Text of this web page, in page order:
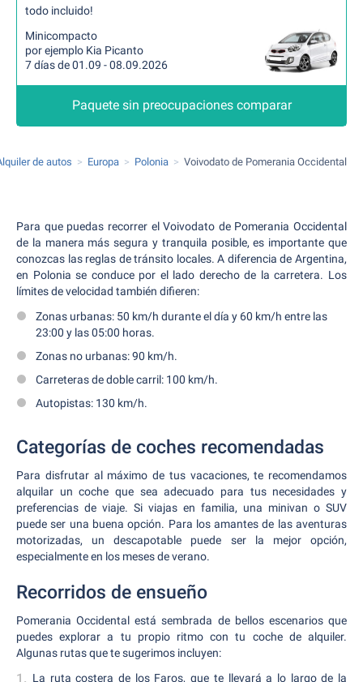
todo incluido!
Minicompacto
por ejemplo Kia Picanto
7 días de 01.09 - 08.09.2026
Paquete sin preocupaciones comparar
de autos Europa Polonia Voivodato de Pomerania Occidental
Para que puedas recorrer el Voivodato de Pomerania Occidental
de la manera más segura y tranquila posible, es importante que
conozcas las reglas de tránsito locales. A diferencia de Argentina,
en Polonia se conduce por el lado derecho de la carretera. Los
límites de velocidad también difieren:
Zonas urbanas: 50 km/h durante el día y 60 km/h entre las
23:00 y las 05:00 horas.
Zonas no urbanas: 90 km/h.
Carreteras de doble carril: 100 km/h.
Autopistas: 130 km/h.
Categorías de coches recomendadas
Para disfrutar al máximo de tus vacaciones, te recomendamos
alquilar un coche que sea adecuado para tus necesidades y
preferencias de viaje. Si viajas en familia, una minivan o SUV
puede ser una buena opción. Para los amantes de las aventuras
motorizadas, un descapotable puede ser la mejor opción,
especialmente en los meses de verano.
Recorridos de ensueño
Pomerania Occidental está sembrada de bellos escenarios que
puedes explorar a tu propio ritmo con tu coche de alquiler.
Algunas rutas que te sugerimos incluyen:
La ruta costera de los Faros, que te llevará a lo largo de la